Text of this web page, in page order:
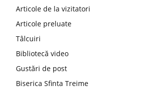
Articole de la vizitatori
Articole preluate
Tâlcuiri
Bibliotecă video
Gustări de post
Biserica Sfinta Treime